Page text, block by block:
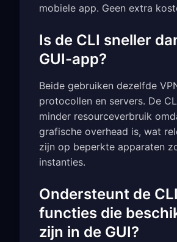
mobiele app. Geen extra
Is de CLI sneller
GUI-app?
Beide gebruiken dezelfde
protocollen en servers. De
minder resourceverbruik
grafische overhead is, wat
zijn op beperkte apparaten
instanties.
Ondersteunt de
functies die
zijn in de GUI?